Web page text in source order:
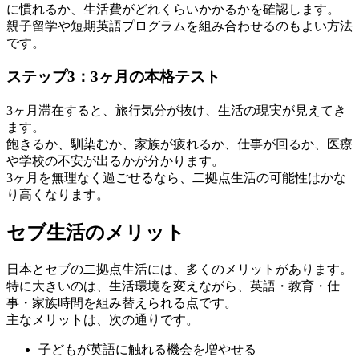
に慣れるか、生活費がどれくらいかかるかを確認します。
親子留学や短期英語プログラムを組み合わせるのもよい方法
です。
ステップ3：3ヶ月の本格テスト
3ヶ月滞在すると、旅行気分が抜け、生活の現実が見えてき
ます。
飽きるか、馴染むか、家族が疲れるか、仕事が回るか、医療
や学校の不安が出るかが分かります。
3ヶ月を無理なく過ごせるなら、二拠点生活の可能性はかな
り高くなります。
セブ生活のメリット
日本とセブの二拠点生活には、多くのメリットがあります。
特に大きいのは、生活環境を変えながら、英語・教育・仕
事・家族時間を組み替えられる点です。
主なメリットは、次の通りです。
子どもが英語に触れる機会を増やせる